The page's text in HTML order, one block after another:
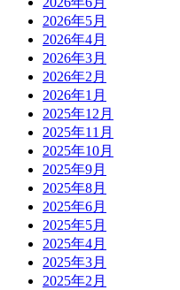
2026年5月
2026年4月
2026年3月
2026年2月
2026年1月
2025年12月
2025年11月
2025年10月
2025年9月
2025年8月
2025年6月
2025年5月
2025年4月
2025年3月
2025年2月